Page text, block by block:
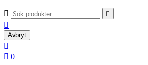
 

Avbryt

 0